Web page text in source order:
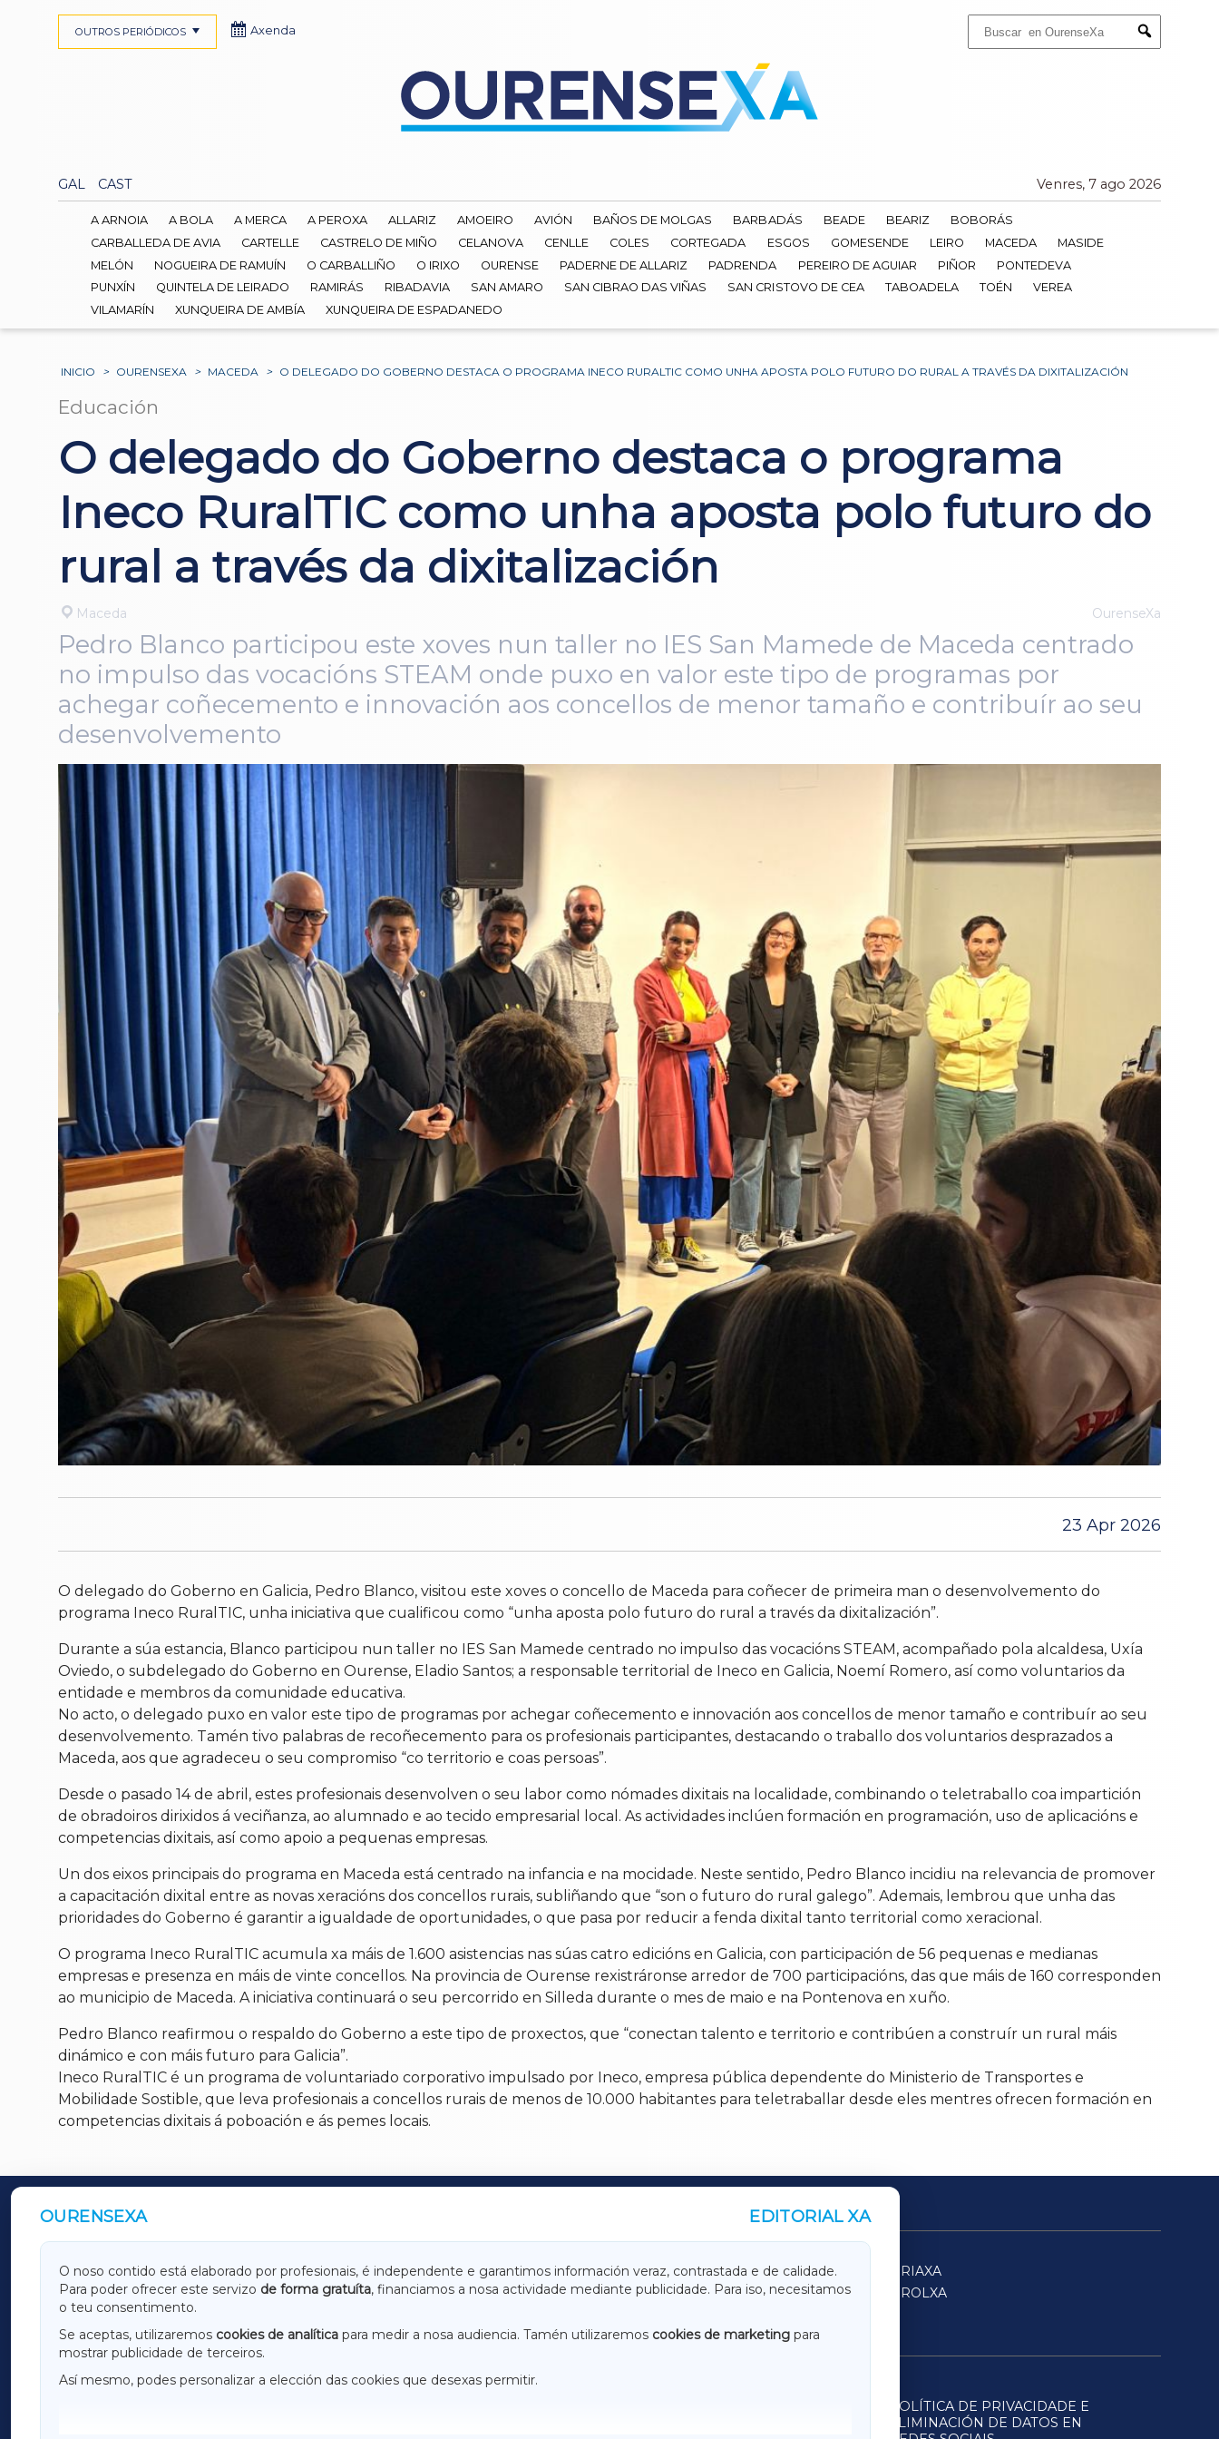
Submit
GAL CAST Venres, 7 ago 2026
OUTROS PERIÓDICOS Axenda
A ARNOIA A BOLA A MERCA A PEROXA ALLARIZ AMOEIRO AVIÓN BAÑOS DE MOLGAS BARBADÁS BEADE BEARIZ
BOBORÁS
CARBALLEDA DE AVIA
CARTELLE CASTRELO DE MIÑO CELANOVA CENLLE COLES CORTEGADA ESGOS GOMESENDE LEIRO MACEDA
MASIDE
MELÓN
NOGUEIRA DE RAMUÍN O CARBALLIÑO O IRIXO OURENSE PADERNE DE ALLARIZ PADRENDA PEREIRO DE AGUIAR PIÑOR
PONTEDEVA
PUNXÍN
QUINTELA DE LEIRADO RAMIRÁS RIBADAVIA SAN AMARO SAN CIBRAO DAS VIÑAS SAN CRISTOVO DE CEA TABOADELA TOÉN
VEREA
VILAMARÍN
XUNQUEIRA DE AMBÍA XUNQUEIRA DE ESPADANEDO
INICIO > OURENSEXA > MACEDA > O DELEGADO DO GOBERNO DESTACA O PROGRAMA INECO RURALTIC COMO UNHA APOSTA POLO FUTURO DO RURAL A TRAVÉS DA DIXITALIZACIÓN
Educación
O delegado do Goberno destaca o programa
Ineco RuralTIC como unha aposta polo futuro do
rural a través da dixitalización
Maceda OurenseXa
Pedro Blanco participou este xoves nun taller no IES San Mamede de Maceda centrado
no impulso das vocacións STEAM onde puxo en valor este tipo de programas por
achegar coñecemento e innovación aos concellos de menor tamaño e contribuír ao seu
desenvolvemento
23 Apr 2026
O delegado do Goberno en Galicia, Pedro Blanco, visitou este xoves o concello de Maceda para coñecer de primeira man o desenvolvemento do
programa Ineco RuralTIC, unha iniciativa que cualificou como “unha aposta polo futuro do rural a través da dixitalización”.
Durante a súa estancia, Blanco participou nun taller no IES San Mamede centrado no impulso das vocacións STEAM, acompañado pola alcaldesa, Uxía
Oviedo, o subdelegado do Goberno en Ourense, Eladio Santos; a responsable territorial de Ineco en Galicia, Noemí Romero, así como voluntarios da
entidade e membros da comunidade educativa.
No acto, o delegado puxo en valor este tipo de programas por achegar coñecemento e innovación aos concellos de menor tamaño e contribuír ao seu
desenvolvemento. Tamén tivo palabras de recoñecemento para os profesionais participantes, destacando o traballo dos voluntarios desprazados a
Maceda, aos que agradeceu o seu compromiso “co territorio e coas persoas”.
Desde o pasado 14 de abril, estes profesionais desenvolven o seu labor como nómades dixitais na localidade, combinando o teletraballo coa impartición
de obradoiros dirixidos á veciñanza, ao alumnado e ao tecido empresarial local. As actividades inclúen formación en programación, uso de aplicacións e
competencias dixitais, así como apoio a pequenas empresas.
Un dos eixos principais do programa en Maceda está centrado na infancia e na mocidade. Neste sentido, Pedro Blanco incidiu na relevancia de promover
a capacitación dixital entre as novas xeracións dos concellos rurais, subliñando que “son o futuro do rural galego”. Ademais, lembrou que unha das
prioridades do Goberno é garantir a igualdade de oportunidades, o que pasa por reducir a fenda dixital tanto territorial como xeracional.
O programa Ineco RuralTIC acumula xa máis de 1.600 asistencias nas súas catro edicións en Galicia, con participación de 56 pequenas e medianas
empresas e presenza en máis de vinte concellos. Na provincia de Ourense rexistráronse arredor de 700 participacións, das que máis de 160 corresponden
ao municipio de Maceda. A iniciativa continuará o seu percorrido en Silleda durante o mes de maio e na Pontenova en xuño.
Pedro Blanco reafirmou o respaldo do Goberno a este tipo de proxectos, que “conectan talento e territorio e contribúen a construír un rural máis
dinámico e con máis futuro para Galicia”.
Ineco RuralTIC é un programa de voluntariado corporativo impulsado por Ineco, empresa pública dependente do Ministerio de Transportes e
Mobilidade Sostible, que leva profesionais a concellos rurais de menos de 10.000 habitantes para teletraballar desde eles mentres ofrecen formación en
competencias dixitais á poboación e ás pemes locais.
OURENSEXA EDITORIAL XA
O noso contido está elaborado por profesionais, é independente e garantimos información veraz, contrastada e de calidade.
Para poder ofrecer este servizo de forma gratuíta, financiamos a nosa actividade mediante publicidade. Para iso, necesitamos
o teu consentimento.
Se aceptas, utilizaremos cookies de analítica para medir a nosa audiencia. Tamén utilizaremos cookies de marketing para
mostrar publicidade de terceiros.
Así mesmo, podes personalizar a elección das cookies que desexas permitir.
OUTROS PERIÓDICOS
GALICIAXA LUGOXA TERRACHAXA
SARRIAXA
AMARIÑAXA
RIBEIRASACRAXA ACORUÑAXA
FERROLXA
OURENSEXA
POLÍTICA DE PRIVACIDADE E
ELIMINACIÓN DE DATOS EN